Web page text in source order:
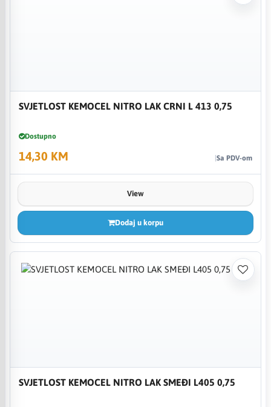
SVJETLOST KEMOCEL NITRO LAK CRNI L 413 0,75
Dostupno
14,30 KM Sa PDV-om
View
Dodaj u korpu
SVJETLOST KEMOCEL NITRO LAK SMEĐI L405 0,75